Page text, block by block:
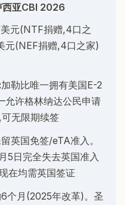
亚CBI 2026
元(NTF捐赠,4口之
元(NEF捐赠,4口之家)
加勒比唯一拥有美国E-2
许格林纳达公民申请
无限期续签
英国免签/eTA准入。
5日完全失去英国准入
在均需英国签证
个月(2025年改革)。圣